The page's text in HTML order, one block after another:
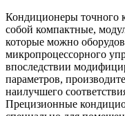
Кондиционеры точного
собой компактные,
которые можно
микропроцессорного
впоследствии
параметров,
наилучшего
Прецизионные